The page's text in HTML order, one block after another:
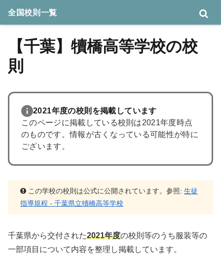
【千葉】犢橋高等学校の校
則
2021年度の校則を掲載しています
このページに掲載している校則は2021年度時点
のものです。情報が古くなっている可能性が特に
ございます。
この学校の校則は公式に公開されています。参照: 生徒
指導規程 - 千葉県立犢橋高等学校
千葉県から交付された2021年度の校則等のうち服装等の
一部項目について内容を整理し掲載しています。
全国校則一覧